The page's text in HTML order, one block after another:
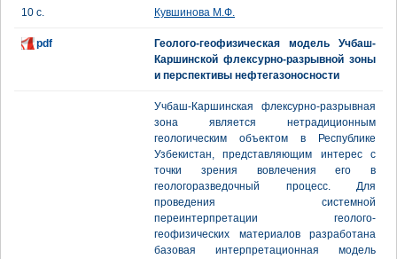
10 с. Кувшинова М.Ф.
pdf
Геолого-геофизическая модель Учбаш-
Каршинской флексурно-разрывной зоны
и перспективы нефтегазоносности
Учбаш-Каршинская флексурно-разрывная
зона является нетрадиционным
геологическим объектом в Республике
Узбекистан, представляющим интерес с
точки зрения вовлечения его в
геологоразведочный процесс. Для
проведения системной
переинтерпретации геолого-
геофизических материалов разработана
базовая интерпретационная модель